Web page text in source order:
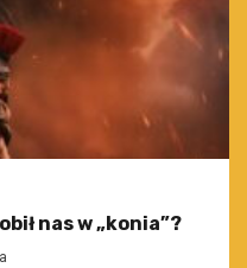
nas w „konia”?